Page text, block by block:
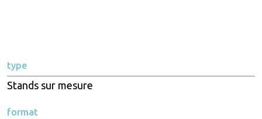
type
Stands sur mesure
format